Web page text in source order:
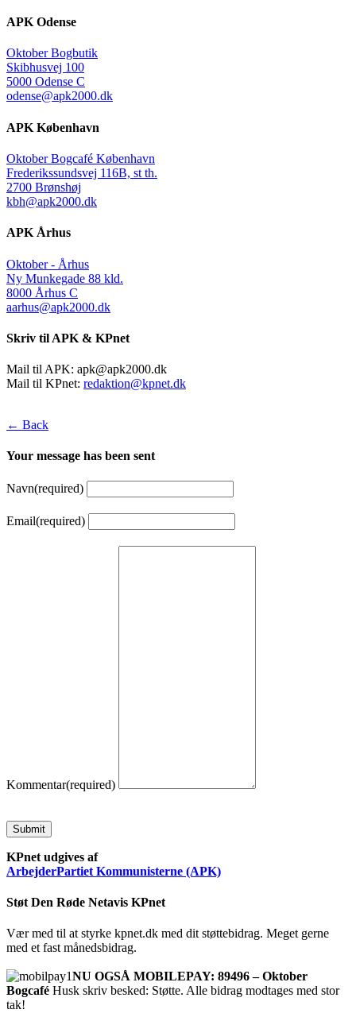
APK Odense
Oktober Bogbutik
Skibhusvej 100
5000 Odense C
odense@apk2000.dk
APK København
Oktober Bogcafé København
Frederikssundsvej 116B, st th.
2700 Brønshøj
kbh@apk2000.dk
APK Århus
Oktober - Århus
Ny Munkegade 88 kld.
8000 Århus C
aarhus@apk2000.dk
Skriv til APK & KPnet
Mail til APK: apk@apk2000.dk
Mail til KPnet: redaktion@kpnet.dk
← Back
Your message has been sent
Navn(required)
Email(required)
Kommentar(required)
Submit
KPnet udgives af
ArbejderPartiet Kommunisterne (APK)
Støt Den Røde Netavis KPnet
Vær med til at styrke kpnet.dk med dit støttebidrag. Meget gerne
med et fast månedsbidrag.
NU OGSÅ MOBILEPAY: 89496 – Oktober
Bogcafé Husk skriv besked: Støtte. Alle bidrag modtages med stor
tak!